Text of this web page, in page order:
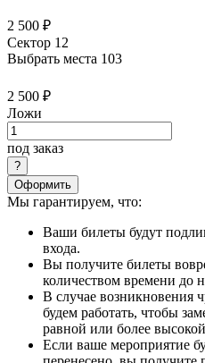
2 500 ₽
Сектор 12
Выбрать места 103
2 500 ₽
Ложи
под заказ
Оформить
Мы гарантируем, что:
Ваши билеты будут
входа.
Вы получите билеты
количеством времени до
В случае возникновения
будем работать, чтобы
равной или более
Если ваше мероприятие